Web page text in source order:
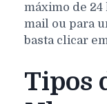
máximo de 24
mail ou para
basta clicar
Tipos